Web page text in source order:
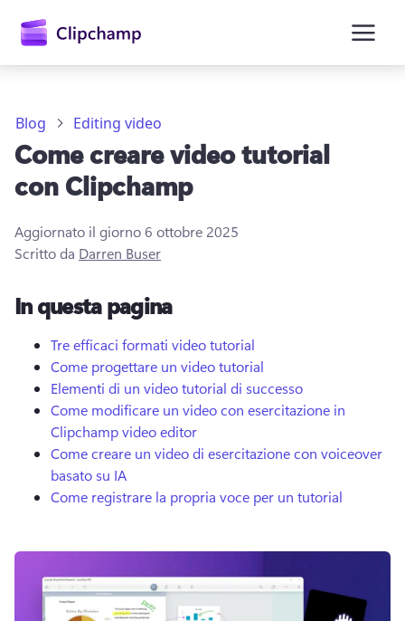
principale
Provalo gratuitamente
Blog Editing video
Come creare video tutorial
con Clipchamp
Aggiornato il giorno6 ottobre 2025
Scritto da Darren Buser
In questa pagina
Tre efficaci formati video tutorial
Come progettare un video tutorial
Elementi di un video tutorial di successo
Come modificare un video con esercitazione in
Clipchamp video editor
Come creare un video di esercitazione con voiceover
basato su IA
Come registrare la propria voce per un tutorial